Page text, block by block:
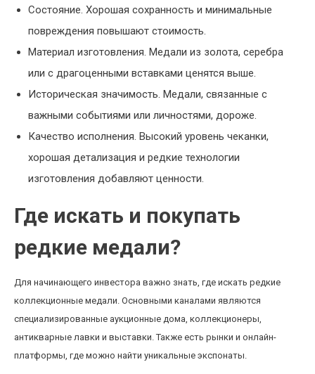
Состояние. Хорошая сохранность и минимальные
повреждения повышают стоимость.
Материал изготовления. Медали из золота, серебра
или с драгоценными вставками ценятся выше.
Историческая значимость. Медали, связанные с
важными событиями или личностями, дороже.
Качество исполнения. Высокий уровень чеканки,
хорошая детализация и редкие технологии
изготовления добавляют ценности.
Где искать и покупать
редкие медали?
Для начинающего инвестора важно знать, где искать редкие
коллекционные медали. Основными каналами являются
специализированные аукционные дома, коллекционеры,
антикварные лавки и выставки. Также есть рынки и онлайн-
платформы, где можно найти уникальные экспонаты.